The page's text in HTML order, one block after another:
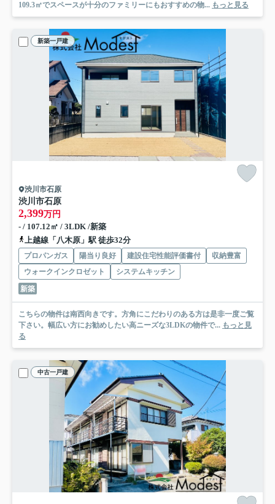
109.3㎡でスペースが十分のファミリーにもおすすめの物... もっと見る
新築一戸建
渋川市石原
渋川市石原
2,399万円
- / 107.12㎡ / 3LDK /新築
上越線「八木原」駅 徒歩32分
プロパンガス 陽当り良好 建設住宅性能評価書付
収納豊富
ウォークインクロゼット
システムキッチン
新築
こちらの物件は南西向きです。方角にこだわりのある方は是非一度ご覧
下さい。幅広い方にお勧めしたい高ニーズな3LDKの物件で... もっと見
る
中古一戸建